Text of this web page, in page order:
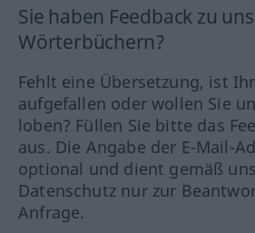
Sie haben Feedback zu
Wörterbüchern?
Fehlt eine Übersetzung, ist
aufgefallen oder wollen Sie
loben? Füllen Sie bitte das
aus. Die Angabe der E-Mail-
optional und dient gemäß
Datenschutz nur zur
Anfrage.